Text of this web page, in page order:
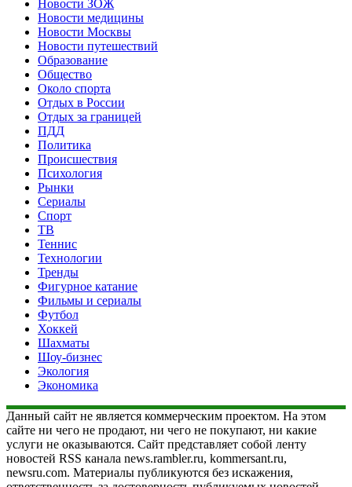
Новости ЗОЖ
Новости медицины
Новости Москвы
Новости путешествий
Образование
Общество
Около спорта
Отдых в России
Отдых за границей
ПДД
Политика
Происшествия
Психология
Рынки
Сериалы
Спорт
ТВ
Теннис
Технологии
Тренды
Фигурное катание
Фильмы и сериалы
Футбол
Хоккей
Шахматы
Шоу-бизнес
Экология
Экономика
Данный сайт не является коммерческим проектом. На этом
сайте ни чего не продают, ни чего не покупают, ни какие
услуги не оказываются. Сайт представляет собой ленту
новостей RSS канала news.rambler.ru, kommersant.ru,
newsru.com. Материалы публикуются без искажения,